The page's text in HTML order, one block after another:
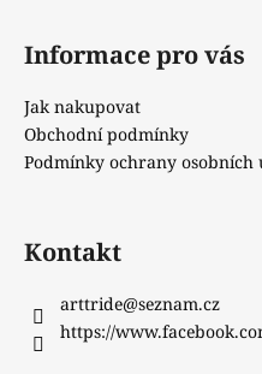
Informace pro vás
Jak nakupovat
Obchodní podmínky
Podmínky ochrany osobních
Kontakt
arttride@seznam.cz
https://